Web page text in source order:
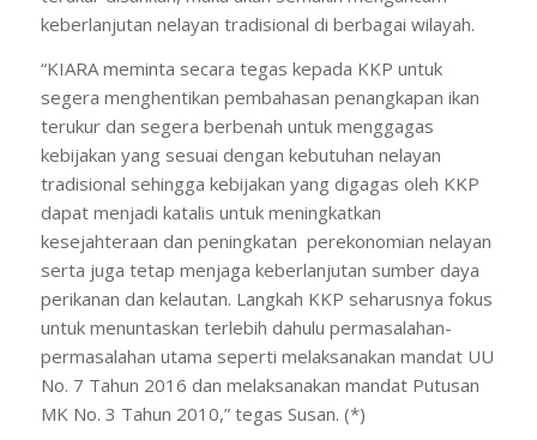
keberlanjutan nelayan tradisional di berbagai wilayah.
“KIARA meminta secara tegas kepada KKP untuk
segera menghentikan pembahasan penangkapan ikan
terukur dan segera berbenah untuk menggagas
kebijakan yang sesuai dengan kebutuhan nelayan
tradisional sehingga kebijakan yang digagas oleh KKP
dapat menjadi katalis untuk meningkatkan
kesejahteraan dan peningkatan perekonomian nelayan
serta juga tetap menjaga keberlanjutan sumber daya
perikanan dan kelautan. Langkah KKP seharusnya fokus
untuk menuntaskan terlebih dahulu permasalahan-
permasalahan utama seperti melaksanakan mandat UU
No. 7 Tahun 2016 dan melaksanakan mandat Putusan
MK No. 3 Tahun 2010,” tegas Susan. (*)